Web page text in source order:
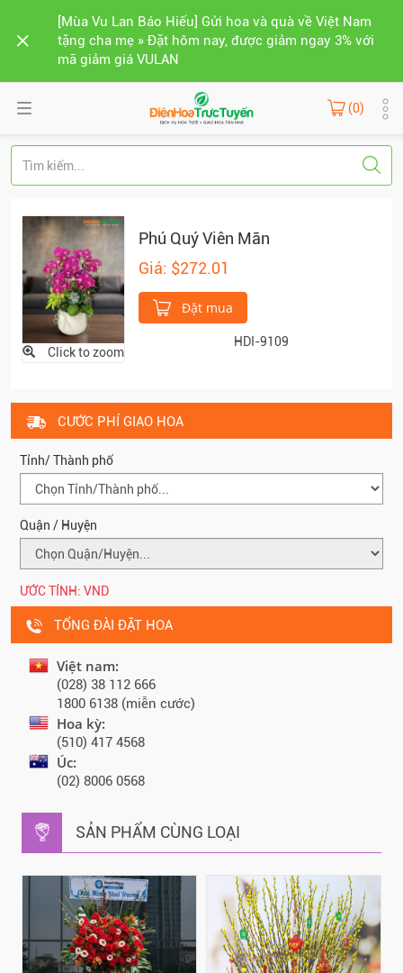
[Mùa Vu Lan Báo Hiếu] Gửi hoa và quà về Việt Nam
tặng cha mẹ » Đặt hôm nay, được giảm ngay 3% với
mã giảm giá VULAN
(0)
Click to zoom
Phú Quý Viên Mãn
Giá: $272.01
Đặt mua
HDI-9109
CƯỚC PHÍ GIAO HOA
Tỉnh/ Thành phố
Quận / Huyện
ƯỚC TÍNH: VND
TỔNG ĐÀI ĐẶT HOA
Việt nam:
(028) 38 112 666
1800 6138 (miễn cước)
Hoa kỳ:
(510) 417 4568
Úc:
(02) 8006 0568
SẢN PHẨM CÙNG LOẠI